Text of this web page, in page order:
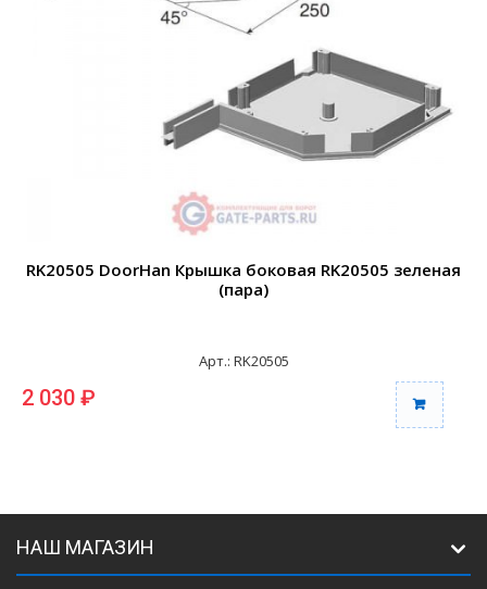
RK20505 DoorHan Крышка боковая RK20505 зеленая
(пара)
Арт.: RK20505
2 030 ₽
НАШ МАГАЗИН